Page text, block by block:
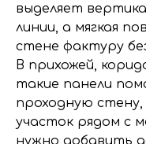
выделяет
линии, а мягкая
стене фактуру
В прихожей,
такие панели
проходную
участок рядом с
нужно добавить